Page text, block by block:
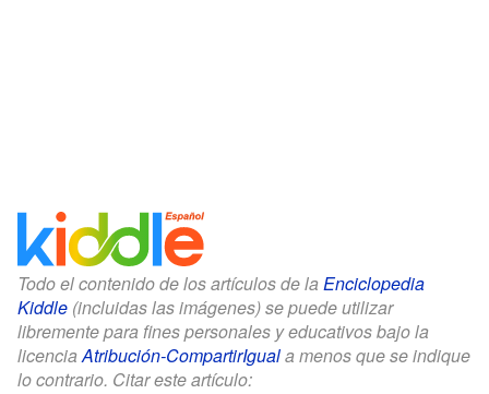
Todo el contenido de los artículos de la Enciclopedia
Kiddle (incluidas las imágenes) se puede utilizar
libremente para fines personales y educativos bajo la
licenciaAtribución-CompartirIguala menos que se indique
lo contrario. Citar este artículo: